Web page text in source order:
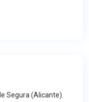
Segura (Alicante).